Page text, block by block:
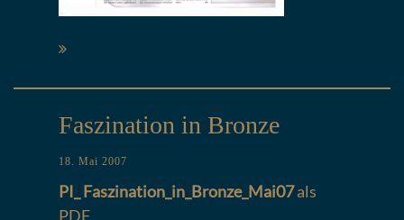
Faszination in Bronze
18. Mai 2007
PI_ Faszination_in_Bronze_Mai07als
PDF